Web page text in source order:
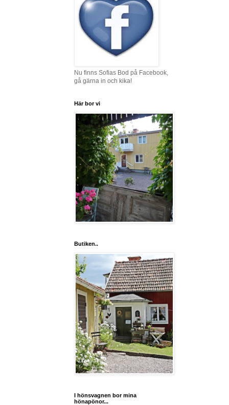
Nu finns Sofias Bod på Facebook,
gå gärna in och kika!
Här bor vi
Butiken..
I hönsvagnen bor mina
hönapönor...